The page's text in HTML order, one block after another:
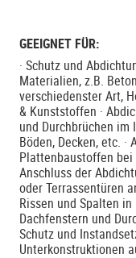
GEEIGNET FÜR:
· Schutz und
Materialien, z.B.
verschiedenster Art,
& Kunststoffen ·
und Durchbrüchen im
Böden, Decken, etc.
Plattenbaustoffen bei
Anschluss der
oder Terrassentüren
Rissen und Spalten
Dachfenstern und
Schutz und
Unterkonstruktionen